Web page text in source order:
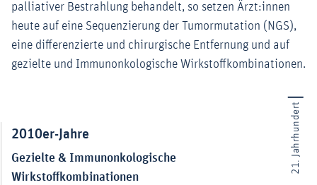
palliativer Bestrahlung behandelt, so setzen Ärzt:innen
heute auf eine Sequenzierung der Tumormutation (NGS),
eine differenzierte und chirurgische Entfernung und auf
gezielte und Immunonkologische Wirkstoffkombinationen.
21. Jahrhundert
2010er-Jahre
Gezielte & Immunonkologische
Wirkstoffkombinationen